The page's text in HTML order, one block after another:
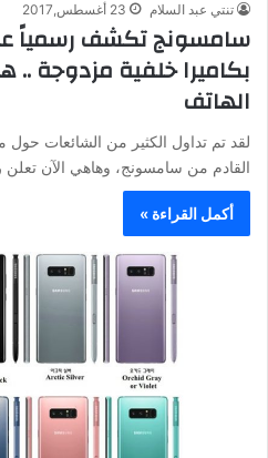
تنتي عبد السلام 23 أغسطس,2017
بكاميرا خلفية مزدوجة
الهاتف
القادم من سامسونج، وهاهي الآن
أكمل القراءة »